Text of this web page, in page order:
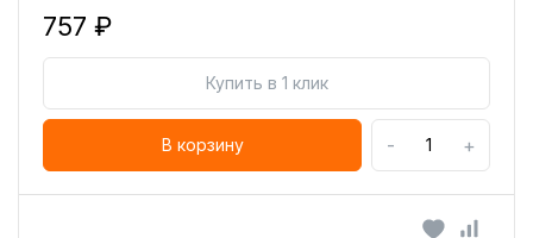
757 ₽
Купить в 1 клик
В корзину - +